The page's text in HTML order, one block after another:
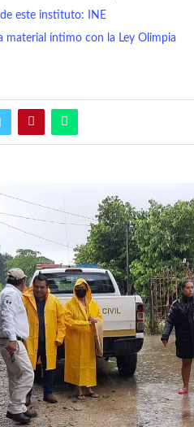
este instituto: INE
material íntimo con la Ley Olimpia